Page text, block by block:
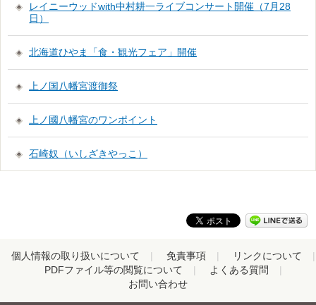
レイニーウッドwith中村耕一ライブコンサート開催（7月28
日）
北海道ひやま「食・観光フェア」開催
上ノ国八幡宮渡御祭
上ノ國八幡宮のワンポイント
石崎奴（いしざきやっこ）
個人情報の取り扱いについて 免責事項
リンクについて
PDFファイル等の閲覧について
よくある質問
お問い合わせ